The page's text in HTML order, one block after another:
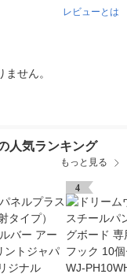
レビューとは
せん。
人気ランキング
もっと見る
4